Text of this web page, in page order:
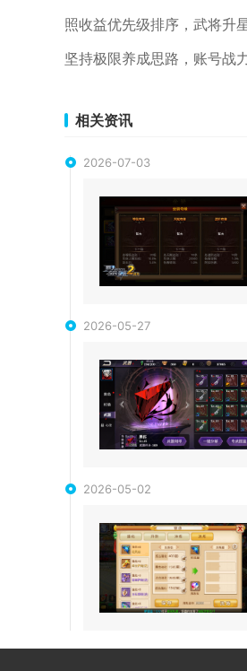
照收益优先级排序，武将升
坚持极限养成思路，账号战
相关资讯
2026-07-03
2026-05-27
2026-05-02